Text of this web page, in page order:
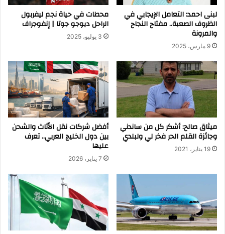
لبنى احمد: التعامل الإيجابي في
الظروف الصعبة.. مفتاح النجاح
والمرونة
9 مارس، 2025
محطات في حياة نجم ليفربول
الراحل ديوجو جوتا | إنفوجراف
3 يوليو، 2025
ميثاق صالح: أشكر كل من ساندني
وجائزة القلم الحر فخر لي ولبلدي
19 يناير، 2021
أفضل شركات نقل الأثاث والشحن
بين دول الخليج العربي.. تعرف
عليها
7 يناير، 2026